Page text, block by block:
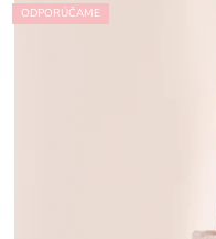
ODPORÚČAME